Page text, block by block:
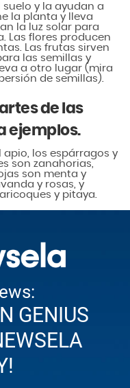
suelo y la ayudan a
la planta y lleva
la luz solar para
Las flores producen
Las frutas sirven
las semillas y
a otro lugar (mira
de semillas).
de las
ejemplos.
los espárragos y
son zanahorias,
son menta y
y rosas, y
y pitaya.
GENIUS